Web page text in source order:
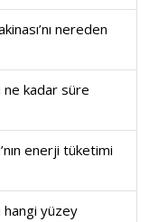
nereden
ne kadar süre
enerji tüketimi
hangi yüzey